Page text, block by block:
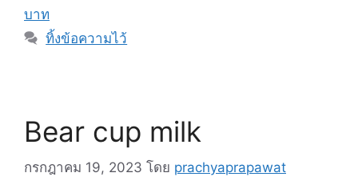
บาท
ทิ้งข้อความไว้
Bear cup milk
กรกฎาคม 19, 2023 โดย prachyaprapawat